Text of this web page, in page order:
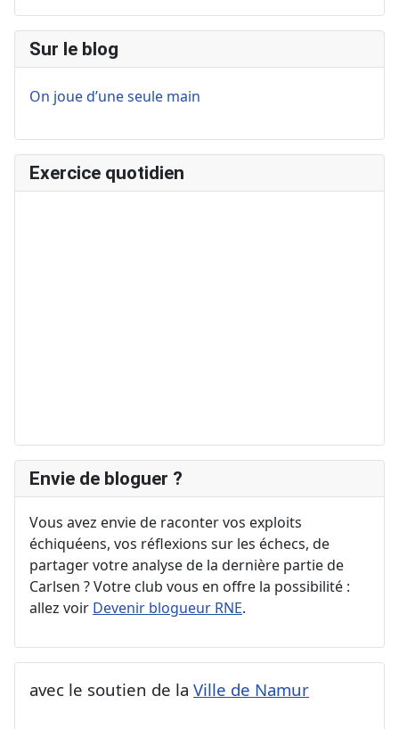
Sur le blog
On joue d’une seule main
Exercice quotidien
Envie de bloguer ?
Vous avez envie de raconter vos exploits
échiquéens, vos réflexions sur les échecs, de
partager votre analyse de la dernière partie de
Carlsen ? Votre club vous en offre la possibilité :
allez voir Devenir blogueur RNE.
avec le soutien de la Ville de Namur